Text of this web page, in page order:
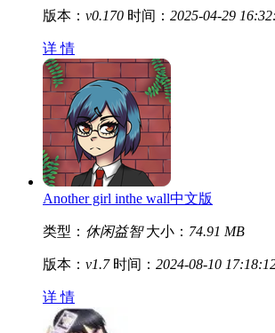
版本： v0.170 时间： 2025-04-29
详 情
Another girl inthe wall中文版
类型： 休闲益智 大小： 74.91 MB
版本： v1.7 时间： 2024-08-10
详 情